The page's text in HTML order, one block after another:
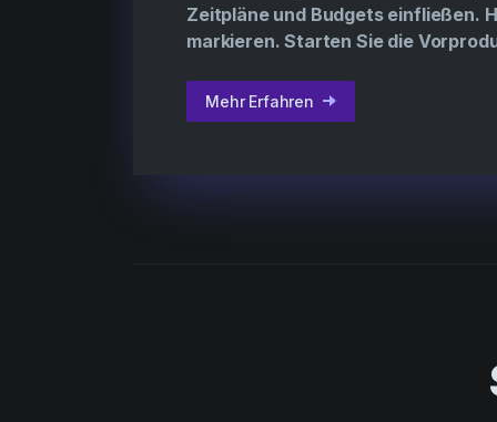
Zeitpläne und Budgets einfließen.
markieren. Starten Sie die
Mehr Erfahren